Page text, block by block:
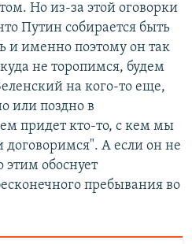
Но из-за этой оговорки
Путин собирается быть
и именно поэтому он так
не торопимся, будем
на кого-то еще,
или поздно в
придет кто-то, с кем мы
А если он не
этим обоснует
пребывания во